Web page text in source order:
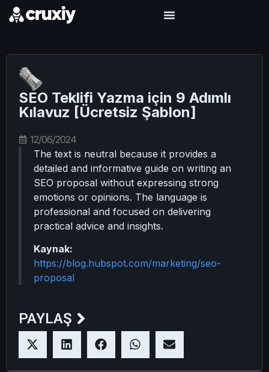
SEO Teklifi Yazma için 9 Adımlı
Kılavuz [Ücretsiz Şablon]
12/06/2024
The text is neutral because it provides a
detailed and informative guide on writing an
SEO proposal without expressing strong
emotions or opinions. The language is
professional and focused on delivering
practical advice and insights.
Kaynak:
https://blog.hubspot.com/marketing/seo-
proposal
PAYLAŞ